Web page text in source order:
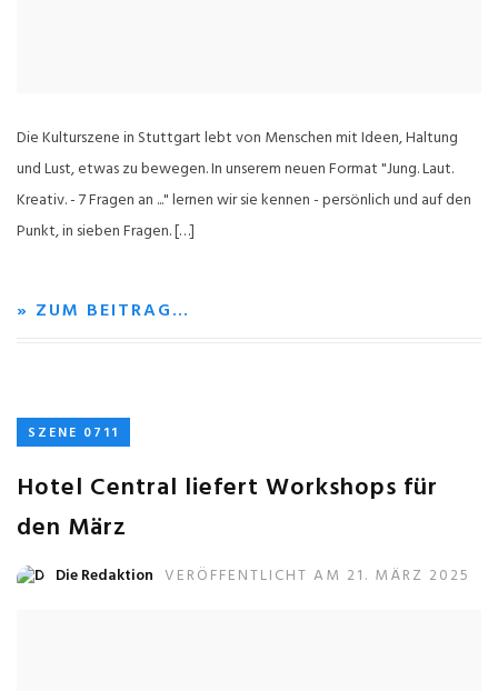
Die Kulturszene in Stuttgart lebt von Menschen mit Ideen, Haltung
und Lust, etwas zu bewegen. In unserem neuen Format "Jung. Laut.
Kreativ. - 7 Fragen an ..." lernen wir sie kennen - persönlich und auf den
Punkt, in sieben Fragen. […]
» ZUM BEITRAG…
SZENE 0711
Hotel Central liefert Workshops für
den März
Die Redaktion VERÖFFENTLICHT AM 21. MÄRZ 2025